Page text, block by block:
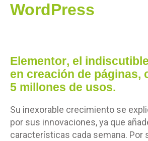
WordPress
Elementor, el
en creación de páginas,
5 millones de usos.
Su inexorable crecimiento se
por sus innovaciones, ya que
características cada semana. Por